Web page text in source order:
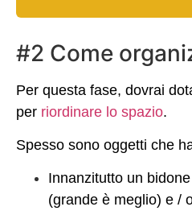
#2 Come
Per questa fase, dovrai
per riordinare lo spazio.
Spesso sono oggetti che
Innanzitutto un
(grande è meglio) e /